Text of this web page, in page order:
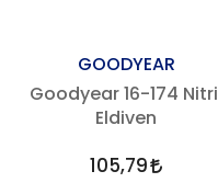
GOODYEAR
Goodyear 16-174 Nitril
Eldiven
105,79